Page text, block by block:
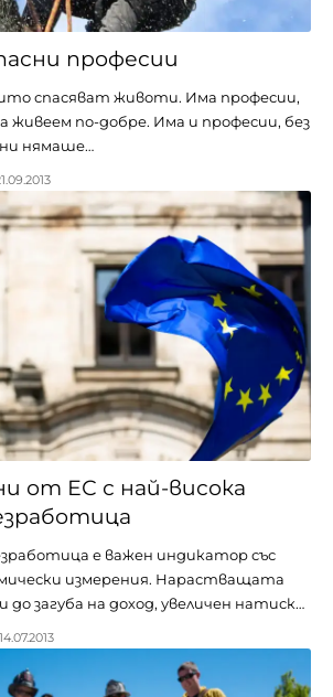
професии
спасяват животи. Има професии,
живеем по-добре. Има и професии, без
нямаше…
от ЕС с най-висока
е важен индикатор със
измерения. Нарастващата
до загуба на доход, увеличен натиск…